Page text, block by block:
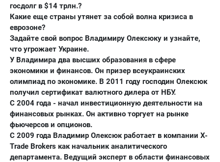
госдолг в $14 трлн.?
Какие еще страны утянет за собой волна кризиса в
еврозоне?
Задайте свой вопрос Владимиру Олексюку и узнайте,
что угрожает Украине.
У Владимира два высших образования в сфере
экономики и финансов. Он призер всеукраинских
олимпиад по экономике. В 2011 году господин Олексюк
получил сертификат валютного дилера от НБУ.
С 2004 года - начал инвестиционную деятельности на
финансовых рынках. Он активно торгует на рынке
фьючерсов и опционов.
С 2009 года Владимир Олексюк работает в компании X-
Trade Brokers как начальник аналитического
департамента. Ведущий эксперт в области финансовых